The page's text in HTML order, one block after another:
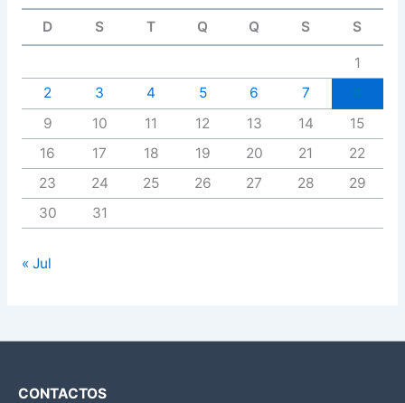
D S T Q Q S S
1
2
3 4 5 6 7
9
10 11 12 13 14
15
16
17 18 19 20 21
22
23
24 25 26 27 28
29
30
31
« Jul
CONTACTOS